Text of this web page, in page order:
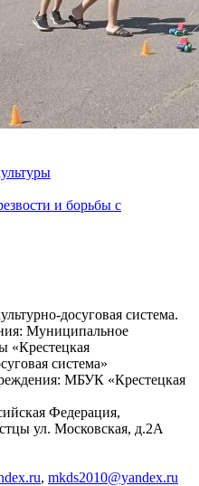
и борьбы с
досуговая система.
Муниципальное
«Крестецкая
система»
МБУК «Крестецкая
Федерация,
ул. Московская, д.2А
, mkds2010@yandex.ru